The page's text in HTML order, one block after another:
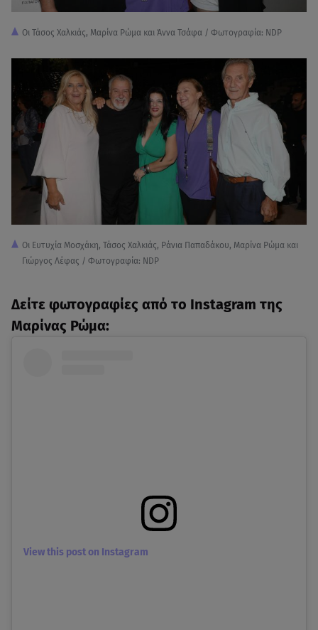
Οι Τάσος Χαλκιάς, Μαρίνα Ρώμα και Άννα Τσάφα / Φωτογραφία: NDP
Οι Ευτυχία Μοσχάκη, Τάσος Χαλκιάς, Ράνια Παπαδάκου, Μαρίνα Ρώμα και
Γιώργος Λέφας / Φωτογραφία: NDP
Δείτε φωτογραφίες από το Instagram της
Μαρίνας Ρώμα:
View this post on Instagram